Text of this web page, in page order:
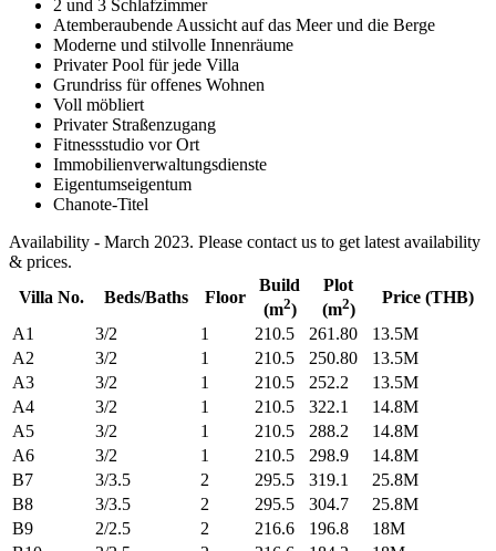
2 und 3 Schlafzimmer
Atemberaubende Aussicht auf das Meer und die Berge
Moderne und stilvolle Innenräume
Privater Pool für jede Villa
Grundriss für offenes Wohnen
Voll möbliert
Privater Straßenzugang
Fitnessstudio vor Ort
Immobilienverwaltungsdienste
Eigentumseigentum
Chanote-Titel
Availability - March 2023. Please contact us to get latest availability
& prices.
Villa No.
Beds/Baths Floor
Build
(m2)
Plot
(m2)
Price (THB)
A1
3/2 1 210.5 261.80
13.5M
A2
3/2 1 210.5 250.80
13.5M
A3
3/2 1 210.5 252.2
13.5M
A4
3/2 1 210.5 322.1
14.8M
A5
3/2 1 210.5 288.2
14.8M
A6
3/2 1 210.5 298.9
14.8M
B7
3/3.5 2 295.5 319.1
25.8M
B8
3/3.5 2 295.5 304.7
25.8M
B9
2/2.5 2 216.6 196.8
18M